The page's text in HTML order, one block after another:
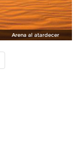
Arena al atardecer